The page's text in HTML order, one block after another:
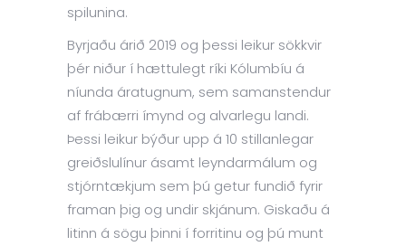
spilunina.
Byrjaðu árið 2019 og þessi leikur sökkvir
þér niður í hættulegt ríki Kólumbíu á
níunda áratugnum, sem samanstendur
af frábærri ímynd og alvarlegu landi.
Þessi leikur býður upp á 10 stillanlegar
greiðslulínur ásamt leyndarmálum og
stjórntækjum sem þú getur fundið fyrir
framan þig og undir skjánum. Giskaðu á
litinn á sögu þinni í forritinu og þú munt